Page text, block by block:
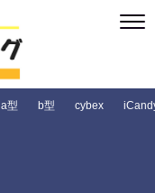
a型 b型 cybex